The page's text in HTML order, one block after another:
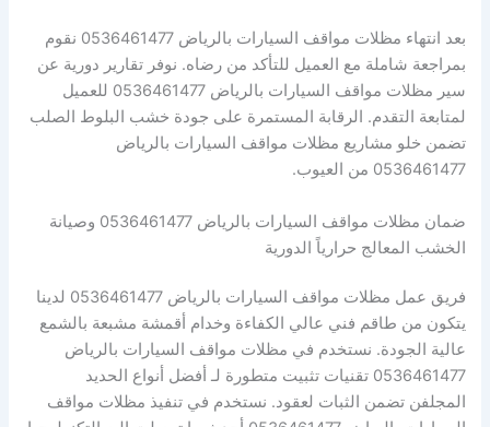
بعد انتهاء مظلات مواقف السيارات بالرياض 0536461477 نقوم
بمراجعة شاملة مع العميل للتأكد من رضاه. نوفر تقارير دورية عن
سير مظلات مواقف السيارات بالرياض 0536461477 للعميل
لمتابعة التقدم. الرقابة المستمرة على جودة خشب البلوط الصلب
تضمن خلو مشاريع مظلات مواقف السيارات بالرياض
0536461477 من العيوب.
ضمان مظلات مواقف السيارات بالرياض 0536461477 وصيانة
الخشب المعالج حرارياً الدورية
فريق عمل مظلات مواقف السيارات بالرياض 0536461477 لدينا
يتكون من طاقم فني عالي الكفاءة وخدام أقمشة مشبعة بالشمع
عالية الجودة. نستخدم في مظلات مواقف السيارات بالرياض
0536461477 تقنيات تثبيت متطورة لـ أفضل أنواع الحديد
المجلفن تضمن الثبات لعقود. نستخدم في تنفيذ مظلات مواقف